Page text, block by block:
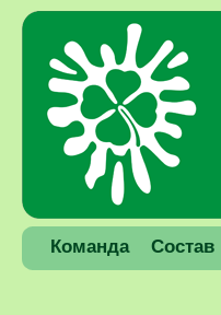
Команда Состав